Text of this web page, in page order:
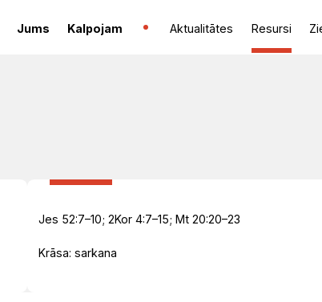
Jums Kalpojam Aktualitātes Resursi
Jes 52:7–10; 2Kor 4:7–15; Mt 20:20–23
Krāsa: sarkana